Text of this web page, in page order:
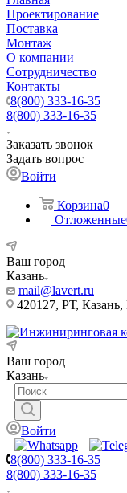
Проектирование
Поставка
Монтаж
О компании
Сотрудничество
Контакты
8(800) 333-16-35
8(800) 333-16-35
Заказать звонок
Задать вопрос
Войти
Корзина0
Отложенные
Ваш город
Казань
mail@lavert.ru
420127, РТ,
Ваш город
Казань
Войти
8(800) 333-16-35
8(800) 333-16-35